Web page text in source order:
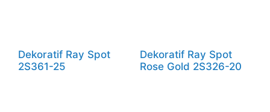
Dekoratif Ray Spot
2S361-25
Dekoratif Ray Spot
Rose Gold 2S326-20